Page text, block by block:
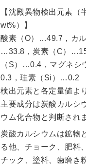
【沈殿異物検出元素
wt%）】
酸素（O）…49.7，カル
…33.8，炭素（C）
（S）…0.4，マグネシ
0.3，珪素（Si）…0.2
検出元素と各定量値よ
主要成分は炭酸カルシ
ウム化合物と判断され
炭酸カルシウムは鉱物
る他、チョーク、肥料
チック、塗料、歯磨き